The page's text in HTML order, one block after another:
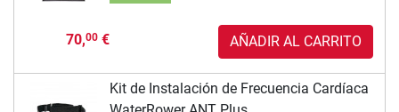
70,00€ AÑADIR AL CARRITO
Kit de Instalación de Frecuencia Cardíaca